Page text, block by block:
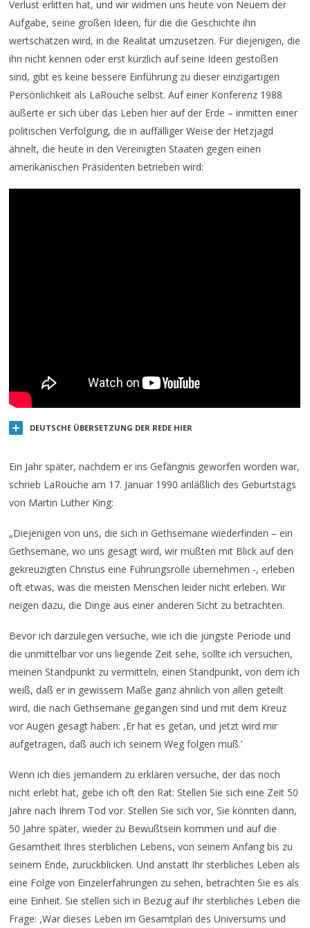
Verlust erlitten hat, und wir widmen uns heute von Neuem der
Aufgabe, seine großen Ideen, für die die Geschichte ihn
wertschätzen wird, in die Realität umzusetzen. Für diejenigen, die
ihn nicht kennen oder erst kürzlich auf seine Ideen gestoßen
sind, gibt es keine bessere Einführung zu dieser einzigartigen
Persönlichkeit als LaRouche selbst. Auf einer Konferenz 1988
äußerte er sich über das Leben hier auf der Erde – inmitten einer
politischen Verfolgung, die in auffälliger Weise der Hetzjagd
ähnelt, die heute in den Vereinigten Staaten gegen einen
amerikanischen Präsidenten betrieben wird:
DEUTSCHE ÜBERSETZUNG DER REDE HIER
Ein Jahr später, nachdem er ins Gefängnis geworfen worden war,
schrieb LaRouche am 17. Januar 1990 anläßlich des Geburtstags
von Martin Luther King:
„Diejenigen von uns, die sich in Gethsemane wiederfinden – ein
Gethsemane, wo uns gesagt wird, wir müßten mit Blick auf den
gekreuzigten Christus eine Führungsrolle übernehmen -, erleben
oft etwas, was die meisten Menschen leider nicht erleben. Wir
neigen dazu, die Dinge aus einer anderen Sicht zu betrachten.
Bevor ich darzulegen versuche, wie ich die jüngste Periode und
die unmittelbar vor uns liegende Zeit sehe, sollte ich versuchen,
meinen Standpunkt zu vermitteln, einen Standpunkt, von dem ich
weiß, daß er in gewissem Maße ganz ähnlich von allen geteilt
wird, die nach Gethsemane gegangen sind und mit dem Kreuz
vor Augen gesagt haben: ,Er hat es getan, und jetzt wird mir
aufgetragen, daß auch ich seinem Weg folgen muß.’
Wenn ich dies jemandem zu erklären versuche, der das noch
nicht erlebt hat, gebe ich oft den Rat: Stellen Sie sich eine Zeit 50
Jahre nach Ihrem Tod vor. Stellen Sie sich vor, Sie könnten dann,
50 Jahre später, wieder zu Bewußtsein kommen und auf die
Gesamtheit Ihres sterblichen Lebens, von seinem Anfang bis zu
seinem Ende, zurückblicken. Und anstatt Ihr sterbliches Leben als
eine Folge von Einzelerfahrungen zu sehen, betrachten Sie es als
eine Einheit. Sie stellen sich in Bezug auf Ihr sterbliches Leben die
Frage: ,War dieses Leben im Gesamtplan des Universums und